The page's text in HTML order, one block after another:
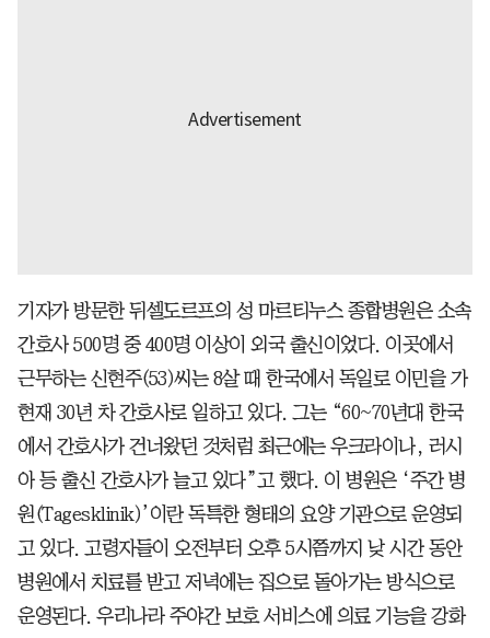
기자가 방문한 뒤셀도르프의 성 마르티누스 종합병원은 소속
간호사 500명 중 400명 이상이 외국 출신이었다. 이곳에서
근무하는 신현주(53)씨는 8살 때 한국에서 독일로 이민을 가
현재 30년 차 간호사로 일하고 있다. 그는 “60~70년대 한국
에서 간호사가 건너왔던 것처럼 최근에는 우크라이나, 러시
아 등 출신 간호사가 늘고 있다”고 했다. 이 병원은 ‘주간 병
원(Tagesklinik)’이란 독특한 형태의 요양 기관으로 운영되
고 있다. 고령자들이 오전부터 오후 5시쯤까지 낮 시간 동안
병원에서 치료를 받고 저녁에는 집으로 돌아가는 방식으로
운영된다. 우리나라 주야간 보호 서비스에 의료 기능을 강화